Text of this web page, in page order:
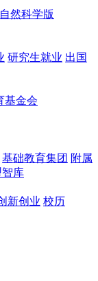
然科学版
研究生就业 出国
基金会
基础教育集团 附属
智库
新创业 校历